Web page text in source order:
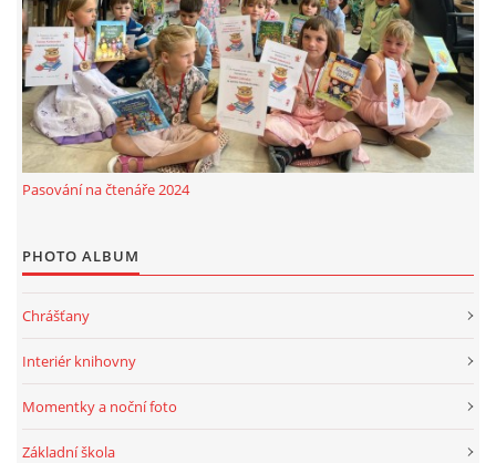
Pasování na čtenáře 2024
PHOTO ALBUM
Chrášťany
Interiér knihovny
Momentky a noční foto
Základní škola